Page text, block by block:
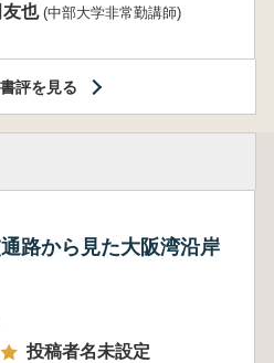
也 (中部大学非常勤講師)
評を見る
路から見た大阪湾沿岸
投稿者名未設定